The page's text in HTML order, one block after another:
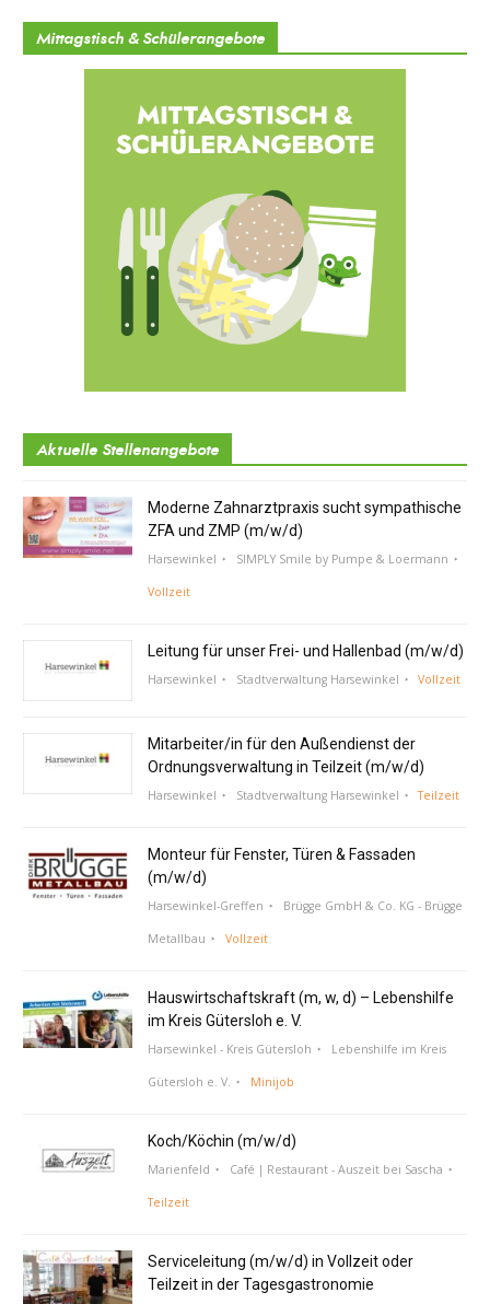
Mittagstisch & Schülerangebote
Aktuelle Stellenangebote
Moderne Zahnarztpraxis sucht sympathische
ZFA und ZMP (m/w/d)
Harsewinkel SIMPLY Smile by Pumpe & Loermann
Vollzeit
Leitung für unser Frei- und Hallenbad (m/w/d)
Harsewinkel Stadtverwaltung Harsewinkel Vollzeit
Mitarbeiter/in für den Außendienst der
Ordnungsverwaltung in Teilzeit (m/w/d)
Harsewinkel Stadtverwaltung Harsewinkel Teilzeit
Monteur für Fenster, Türen & Fassaden
(m/w/d)
Harsewinkel-Greffen Brügge GmbH & Co. KG - Brügge
Metallbau Vollzeit
Hauswirtschaftskraft (m, w, d) – Lebenshilfe
im Kreis Gütersloh e. V.
Harsewinkel - Kreis Gütersloh Lebenshilfe im Kreis
Gütersloh e. V. Minijob
Koch/Köchin (m/w/d)
Marienfeld Café | Restaurant - Auszeit bei Sascha
Teilzeit
Serviceleitung (m/w/d) in Vollzeit oder
Teilzeit in der Tagesgastronomie